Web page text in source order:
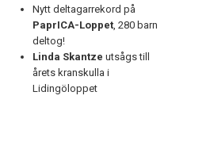
Nytt deltagarrekord på
PaprICA-Loppet, 280 barn
deltog!
Linda Skantze utsågs till
årets kranskulla i
Lidingöloppet